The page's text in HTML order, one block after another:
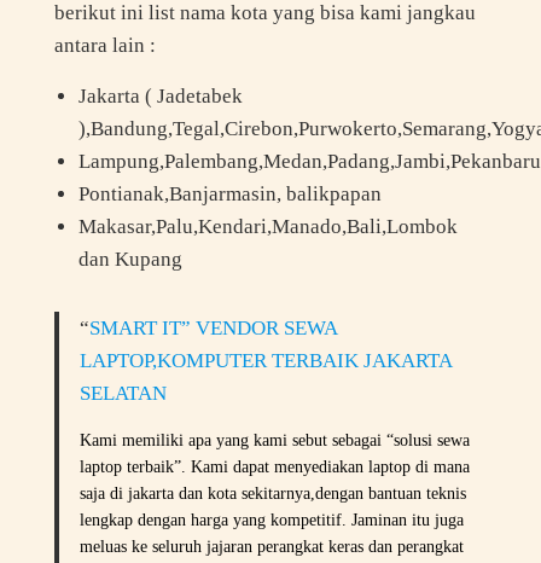
berikut ini list nama kota yang bisa kami jangkau
antara lain :
Jakarta ( Jadetabek
Lampung,Palembang,Medan,Padang,Jambi,Pekanbaru
Pontianak,Banjarmasin, balikpapan
Makasar,Palu,Kendari,Manado,Bali,Lombok
dan Kupang
“SMART IT” VENDOR SEWA
LAPTOP,KOMPUTER TERBAIK JAKARTA
SELATAN
Kami memiliki apa yang kami sebut sebagai “solusi sewa
laptop terbaik”. Kami dapat menyediakan laptop di mana
saja di jakarta dan kota sekitarnya,dengan bantuan teknis
lengkap dengan harga yang kompetitif. Jaminan itu juga
meluas ke seluruh jajaran perangkat keras dan perangkat